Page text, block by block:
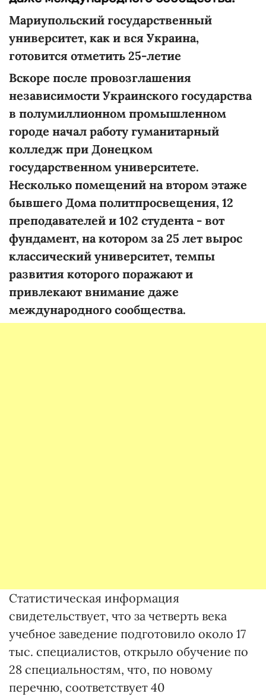
Мариупольский государственный
университет, как и вся Украина,
готовится отметить 25-летие
Вскоре после провозглашения
независимости Украинского государства
в полумиллионном промышленном
городе начал работу гуманитарный
колледж при Донецком
государственном университете.
Несколько помещений на втором этаже
бывшего Дома политпросвещения, 12
преподавателей и 102 студента - вот
фундамент, на котором за 25 лет вырос
классический университет, темпы
развития которого поражают и
привлекают внимание даже
международного сообщества.
Статистическая информация
свидетельствует, что за четверть века
учебное заведение подготовило около 17
тыс. специалистов, открыло обучение по
28 специальностям, что, по новому
перечню, соответствует 40